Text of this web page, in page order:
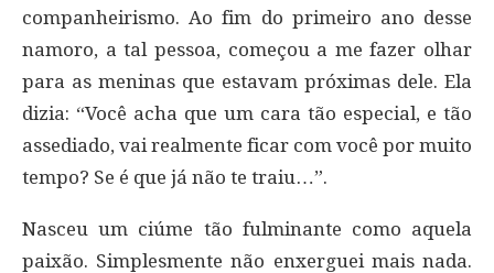
companheirismo. Ao fim do primeiro ano desse
namoro, a tal pessoa, começou a me fazer olhar
para as meninas que estavam próximas dele. Ela
dizia: “Você acha que um cara tão especial, e tão
assediado, vai realmente ficar com você por muito
tempo? Se é que já não te traiu…”.
Nasceu um ciúme tão fulminante como aquela
paixão. Simplesmente não enxerguei mais nada.